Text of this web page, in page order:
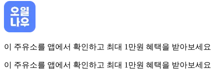
이 주유소를 앱에서 확인하고 최대 1만원 혜택을 받아보세요
이 주유소를 앱에서 확인하고 최대 1만원 혜택을 받아보세요